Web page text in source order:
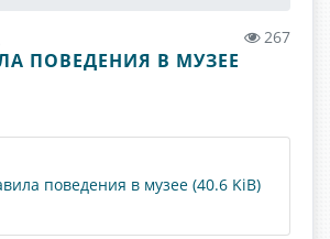
267
ПОВЕДЕНИЯ В МУЗЕЕ
поведения в музее (40.6 KiB)